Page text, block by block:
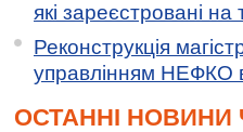
які зареєстровані на
Реконструкція
управлінням НЕФКО
ОСТАННІ НОВИНИ